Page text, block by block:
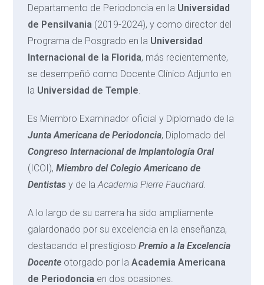
Departamento de Periodoncia en la Universidad
de Pensilvania (2019-2024), y como director del
Programa de Posgrado en la Universidad
Internacional de la Florida, más recientemente,
se desempeñó como Docente Clínico Adjunto en
la Universidad de Temple
Es Miembro Examinador oficial y Diplomado de la
Junta Americana de Periodoncia, Diplomado del
Congreso Internacional de Implantología Oral
(ICOI),Miembro del Colegio Americano de
Dentistas y de laAcademia Pierre Fauchard.
A lo largo de su carrera ha sido ampliamente
galardonado por su excelencia en la enseñanza,
destacando el prestigiosoPremio a la Excelencia
Docente otorgado por laAcademia Americana
de Periodoncia en dos ocasiones.